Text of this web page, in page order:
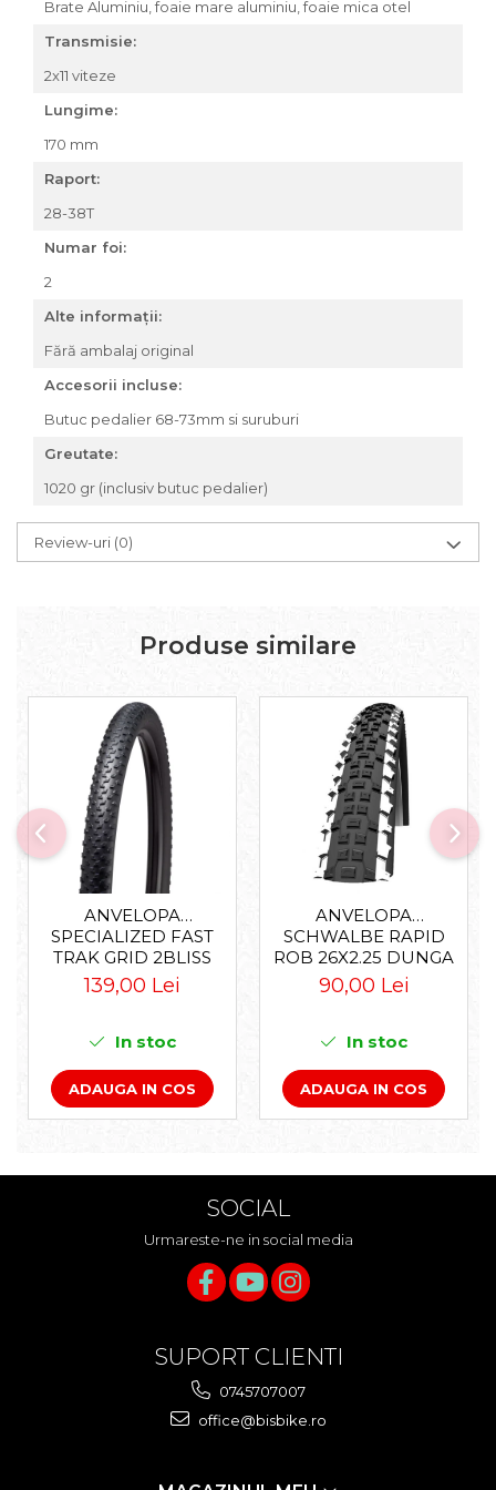
Roți față
Schimbătoare
Schimbătoare față
Schimbătoare spate
Tije sa
Tije telescopice
Coliere tije șa
Manete tije telescopice
Tubeless și soluții anti-pană
Amortizoare spate
Arcuri
Groupset
Brate Aluminiu, foaie mare aluminiu, foaie mica otel
Transmisie:
2x11 viteze
Lungime:
170 mm
Raport:
28-38T
Numar foi:
2
Alte informații:
Fără ambalaj original
Accesorii incluse:
Butuc pedalier 68-73mm si suruburi
Greutate:
1020 gr (inclusiv butuc pedalier)
Review-uri (0)
Produse similare
ANVELOPA
SPECIALIZED FAST
TRAK GRID 2BLISS
READY T7 - 29X2.35
BLACK - TUBELESS
139,00 Lei
In stoc
ADAUGA IN COS
ANVELOPA
SCHWALBE RAPID
ROB 26X2.25 DUNGA
ALBA
90,00 Lei
In stoc
ADAUGA IN COS
SOCIAL
Urmareste-ne in social media
SUPORT CLIENTI
0745707007
office@bisbike.ro